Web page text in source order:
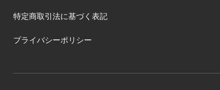
特定商取引法に基づく表記
プライバシーポリシー